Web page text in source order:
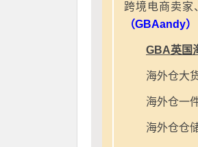
跨境电商卖家
（GBAandy）
GBA英国
海外仓大
海外仓一
海外仓仓